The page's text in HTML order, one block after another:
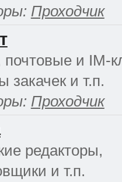
Проходчик
почтовые и IM-
закачек и т.п.
Проходчик
редакторы,
и т.п.